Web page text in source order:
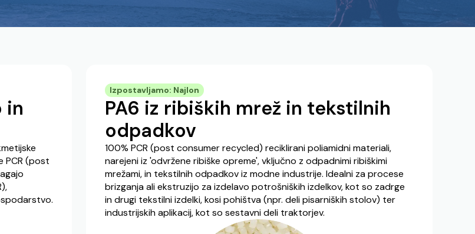
in
PCR (post
Izpostavljamo: Najlon
PA6 iz ribiških mrež in tekstilnih
odpadkov
100% PCR (post consumer recycled) reciklirani poliamidni materiali,
narejeni iz 'odvržene ribiške opreme', vključno z odpadnimi ribiškimi
mrežami, in tekstilnih odpadkov iz modne industrije. Idealni za procese
brizganja ali ekstruzijo za izdelavo potrošniških izdelkov, kot so zadrge
in drugi tekstilni izdelki, kosi pohištva (npr. deli pisarniških stolov) ter
industrijskih aplikacij, kot so sestavni deli traktorjev.